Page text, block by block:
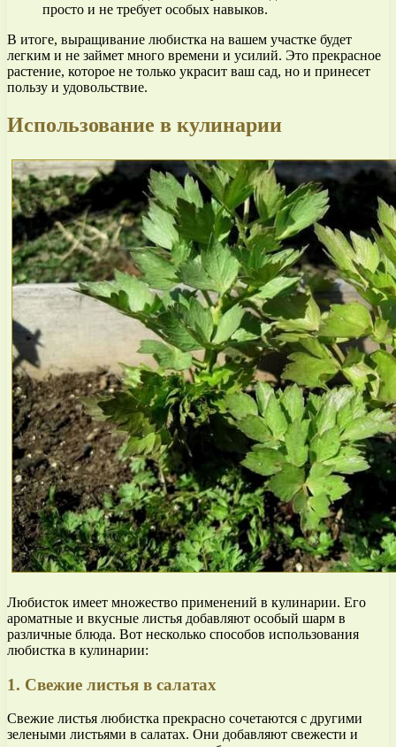
просто и не требует особых навыков.
В итоге, выращивание любистка на вашем участке будет
легким и не займет много времени и усилий. Это прекрасное
растение, которое не только украсит ваш сад, но и принесет
пользу и удовольствие.
Использование в кулинарии
Любисток имеет множество применений в кулинарии. Его
ароматные и вкусные листья добавляют особый шарм в
различные блюда. Вот несколько способов использования
любистка в кулинарии:
1. Свежие листья в салатах
Свежие листья любистка прекрасно сочетаются с другими
зелеными листьями в салатах. Они добавляют свежести и